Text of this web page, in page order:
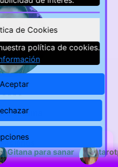
⭐ ⭐ ⭐ ⭐
D'alma
Gitana para sanar
de Cookies
política de cookies.
Aceptar